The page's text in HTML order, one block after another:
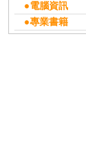
●電腦資訊
●專業書籍